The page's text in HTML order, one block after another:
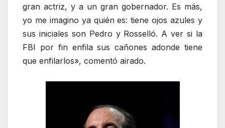
gran actriz, y a un gran gobernador. Es más,
yo me imagino ya quién es: tiene ojos azules y
sus iniciales son Pedro y Rosselló. A ver si la
FBI por fin enfila sus cañones adonde tiene
que enfilarlos», comentó airado.